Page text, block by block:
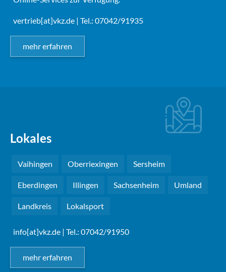
vertrieb[at]vkz.de | Tel.: 07042/91935
mehr erfahren
Lokales
Vaihingen Oberriexingen Sersheim
Eberdingen Illingen Sachsenheim Umland
Landkreis Lokalsport
info[at]vkz.de | Tel.: 07042/91950
mehr erfahren